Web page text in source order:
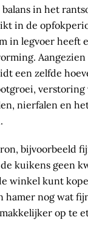
in het
in de
in legvoer heeft
een zelfde
verstoring
nierfalen en
bijvoorbeeld
kuikens geen
winkel kunt
hamer nog wat
op te